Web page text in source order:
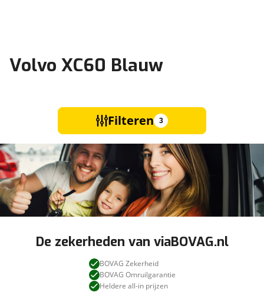
Volvo XC60 Blauw
Filteren 3
De zekerheden van viaBOVAG.nl
BOVAG Zekerheid
BOVAG Omruilgarantie
Heldere all-in prijzen